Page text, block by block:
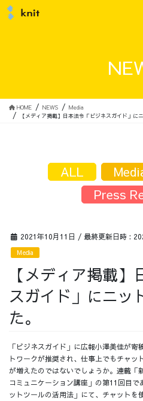
サービス
採用情報
採用情報トップ
HOME NEWS
Media
【メディア掲載】日本法令「ビジネスガイド」に
2021年10月11日 / 最終更新日時 :
Media
【メディア掲載
スガイド」にニッ
た。
「ビジネスガイド」に広報小澤美佳が
トワークが推奨され、仕事上でもチャッ
が増えたのではないでしょうか。連載「
コミュニケーション講座」の第11回目
ットツールの活用法」にて、チャットを
ALL
Press